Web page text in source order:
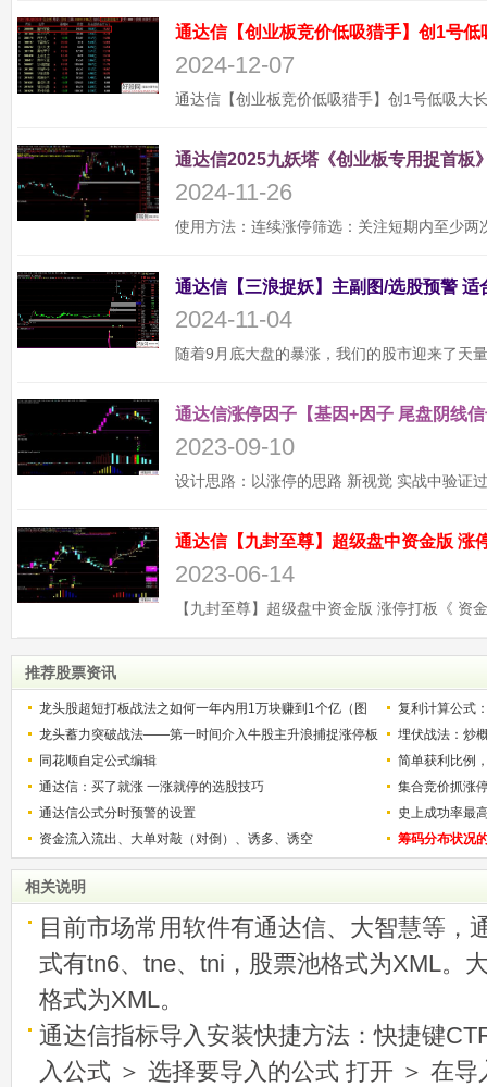
通达信【创业板竞价低吸猎手】创1号
2024-12-07
通达信2025九妖塔《创业板专用捉首板
2024-11-26
2024-11-04
通达信涨停因子【基因+因子 尾盘阴线
2023-09-10
2023-06-14
推荐股票资讯
龙头股超短打板战法之如何一年内用1万块赚到1个亿（图
解）
复利计算公式
少？
龙头蓄力突破战法——第一时间介入牛股主升浪捕捉涨停板
的技巧（图解）
埋伏战法：炒
同花顺自定公式编辑
简单获利比例
用
通达信：买了就涨 一涨就停的选股技巧
集合竞价抓涨
通达信公式分时预警的设置
史上成功率最
称选股法宝！
资金流入流出、大单对敲（对倒）、诱多、诱空 筹码分布状况
相关说明
目前市场常用软件有通达信、大智慧等，
式有tn6、tne、tni，股票池格式为XML。
格式为XML。
通达信指标导入安装快捷方法：快捷键
入公式 ＞ 选择要导入的公式 打开 ＞ 在